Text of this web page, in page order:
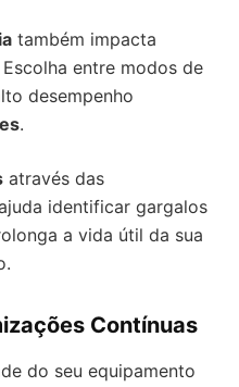
também impacta
entre modos de
desempenho
.
através das
identificar gargalos
a vida útil da sua
Contínuas
do seu equipamento